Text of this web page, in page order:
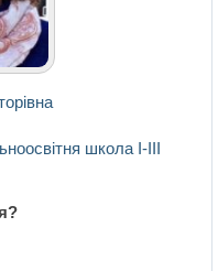
школа І-ІІІ